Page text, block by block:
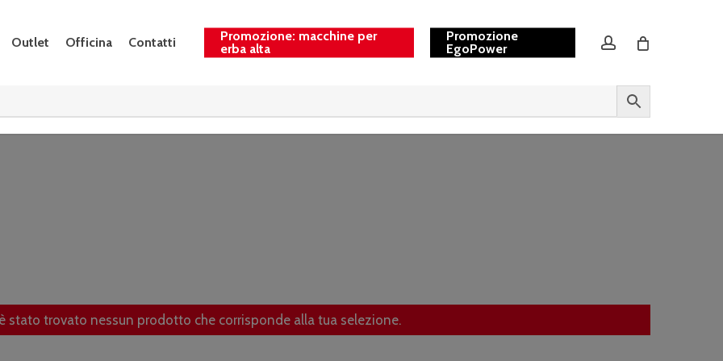
Outlet Officina Contatti
Promozione: macchine per
erba alta
Promozione
EgoPower
account
stato trovato nessun prodotto che corrisponde alla tua selezione.